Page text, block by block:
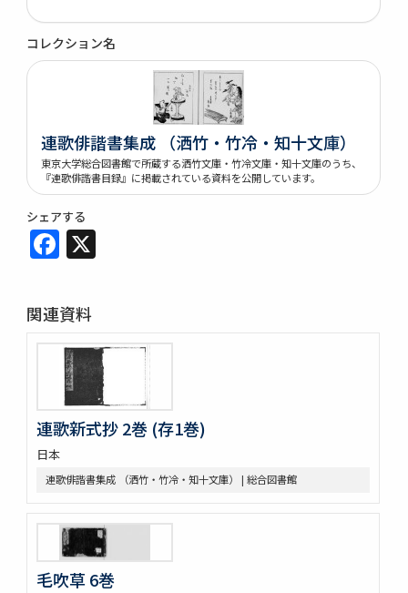
コレクション名
連歌俳諧書集成 （洒竹・竹冷・知十文庫）
東京大学総合図書館で所蔵する洒竹文庫・竹冷文庫・知十文庫のうち、
『連歌俳諧書目録』に掲載されている資料を公開しています。
シェアする
Facebook
関連資料
連歌新式抄 2巻 (存1巻)
日本
連歌俳諧書集成 （洒竹・竹冷・知十文庫） | 総合図書館
毛吹草 6巻